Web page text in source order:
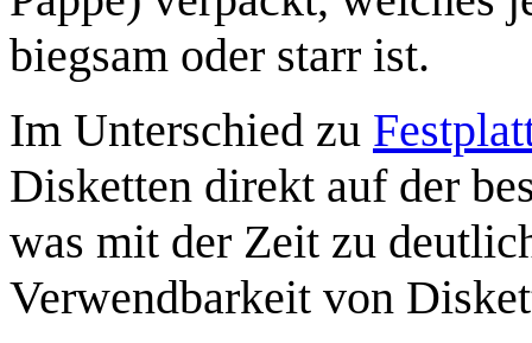
biegsam oder starr ist.
Im Unterschied zu
Disketten direkt auf der
was mit der Zeit zu
Verwendbarkeit von